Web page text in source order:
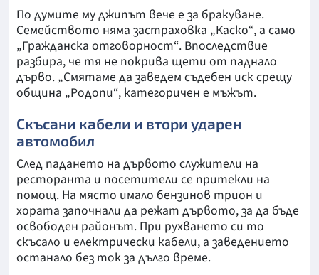
По думите му джипът вече е за бракуване.
Семейството няма застраховка „Каско“, а само
„Гражданска отговорност“. Впоследствие
разбира, че тя не покрива щети от паднало
дърво. „Смятаме да заведем съдебен иск срещу
община „Родопи“, категоричен е мъжът.
Скъсани кабели и втори ударен
автомобил
След падането на дървото служители на
ресторанта и посетители се притекли на
помощ. На място имало бензинов трион и
хората започнали да режат дървото, за да бъде
освободен районът. При рухването си то
скъсало и електрически кабели, а заведението
останало без ток за дълго време.